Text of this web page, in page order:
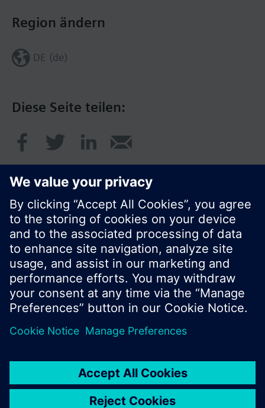
Diese Seite teilen:
Region ändern
DE (de)
© Siemens Schweiz AG 2020
Preise: unverbindliche Preisempfehlung ohne
MWSt in EUR
Nutzungsbedingungen